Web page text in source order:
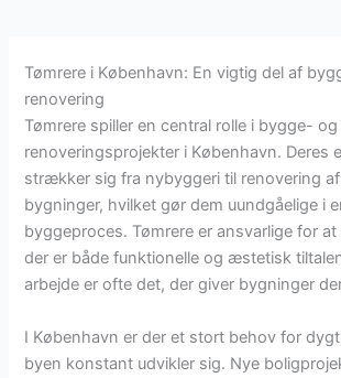
Tømrere i København: En vigtig del af
renovering
Tømrere spiller en central rolle i bygge- og
renoveringsprojekter i København. Deres
strækker sig fra nybyggeri til renovering
bygninger, hvilket gør dem uundgåelige i
byggeproces. Tømrere er ansvarlige for
der er både funktionelle og æstetisk
arbejde er ofte det, der giver bygninger
I København er der et stort behov for
byen konstant udvikler sig. Nye